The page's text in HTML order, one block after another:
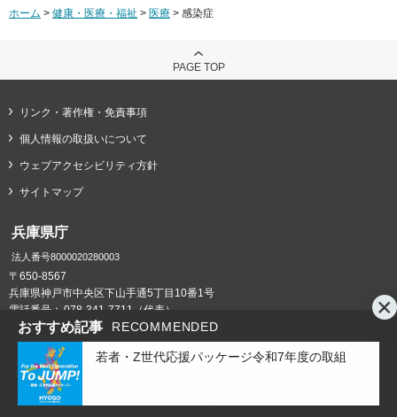
おすすめ記事 RECOMMENDED
若者・Z世代応援パッケージ令和7年度の取組
ホーム > 健康・医療・福祉 > 医療 > 感染症
PAGE TOP
リンク・著作権・免責事項
個人情報の取扱いについて
ウェブアクセシビリティ方針
サイトマップ
兵庫県庁
法人番号8000020280003
〒650-8567
兵庫県神戸市中央区下山手通5丁目10番1号
電話番号： 078-341-7711（代表）
県庁までの交通案内 庁舎案内
Copyright © Hyogo Prefectural Government. All rights reserved.